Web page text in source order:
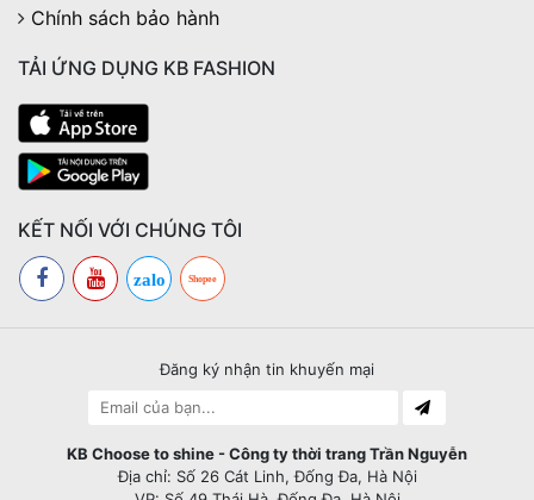
Chính sách bảo hành
TẢI ỨNG DỤNG KB FASHION
KẾT NỐI VỚI CHÚNG TÔI
zalo Shopee
Đăng ký nhận tin khuyến mại
KB Choose to shine - Công ty thời trang Trần Nguyễn
Địa chỉ: Số 26 Cát Linh, Đống Đa, Hà Nội